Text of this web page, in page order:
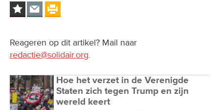
Reageren op dit artikel? Mail naar
redactie@solidair.org.
Hoe het verzet in de Verenigde
Staten zich tegen Trump en zijn
wereld keert